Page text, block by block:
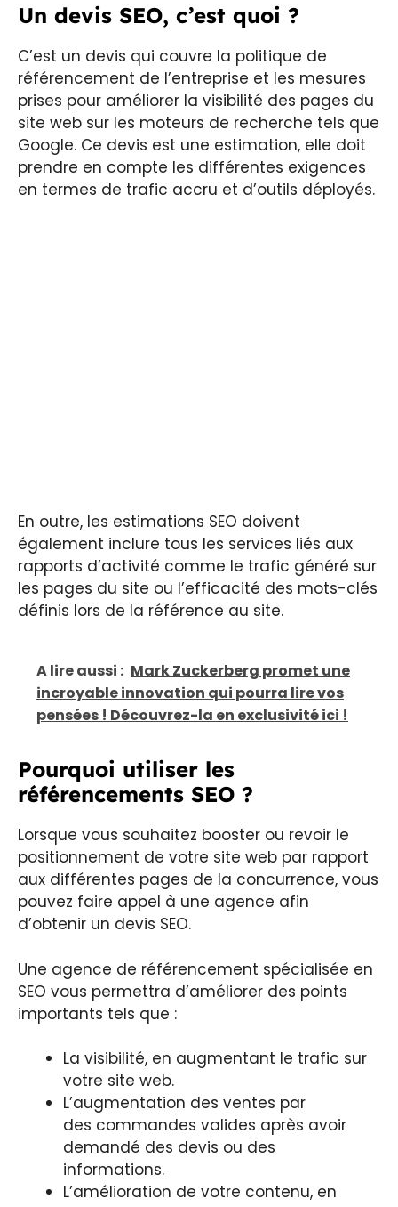
Un devis SEO, c’est quoi ?
C’est un devis qui couvre la politique de
référencement de l’entreprise et les mesures
prises pour améliorer la visibilité des pages du
site web sur les moteurs de recherche tels que
Google. Ce devis est une estimation, elle doit
prendre en compte les différentes exigences
en termes de trafic accru et d’outils déployés.
En outre, les estimations SEO doivent
également inclure tous les services liés aux
rapports d’activité comme le trafic généré sur
les pages du site ou l’efficacité des mots-clés
définis lors de la référence au site.
A lire aussi : Mark Zuckerberg promet une
incroyable innovation qui pourra lire vos
pensées ! Découvrez-la en exclusivité ici !
Pourquoi utiliser les
référencements SEO ?
Lorsque vous souhaitez booster ou revoir le
positionnement de votre site web par rapport
aux différentes pages de la concurrence, vous
pouvez faire appel à une agence afin
d’obtenir un devis SEO.
Une agence de référencement spécialisée en
SEO vous permettra d’améliorer des points
importants tels que :
La visibilité, en augmentant le trafic sur
votre site web.
L’augmentation des ventes par
des commandes valides après avoir
demandé des devis ou des
informations.
L’amélioration de votre contenu, en